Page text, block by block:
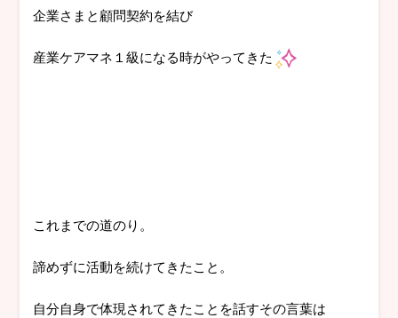
企業さまと顧問契約を結び
産業ケアマネ１級になる時がやってきた
これまでの道のり。
諦めずに活動を続けてきたこと。
自分自身で体現されてきたことを話すその言葉は